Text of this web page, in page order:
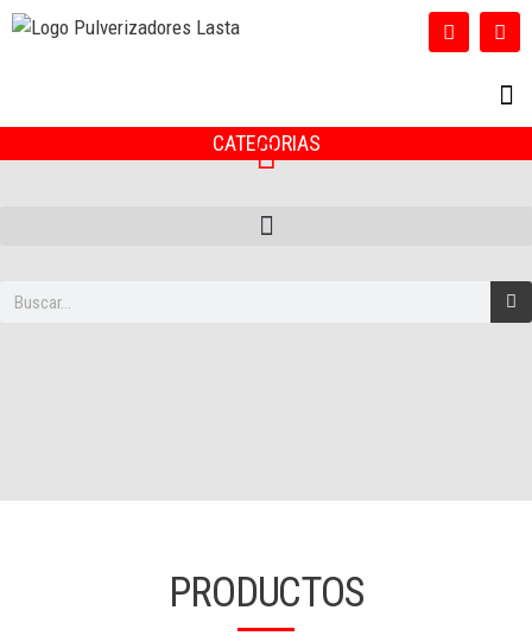
CATEGORIAS
PRODUCTOS